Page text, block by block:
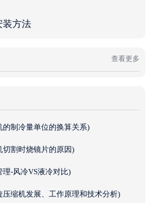
装方法
查看更多
制冷量单位的换算关系)
割时烧镜片的原因)
-风冷VS液冷对比)
缩机发展、工作原理和技术分析)